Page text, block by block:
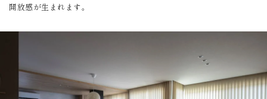
開放感が生まれます。